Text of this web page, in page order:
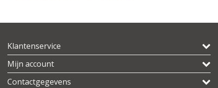
Klantenservice
Mijn account
Contactgegevens